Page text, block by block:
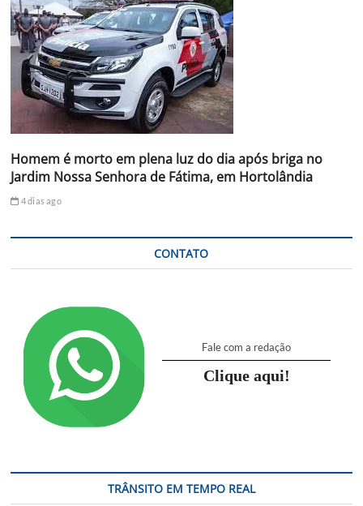
Homem é morto em plena luz do dia após briga no
Jardim Nossa Senhora de Fátima, em Hortolândia
4 dias ago
CONTATO
Fale com a redação
Clique aqui!
TRÂNSITO EM TEMPO REAL